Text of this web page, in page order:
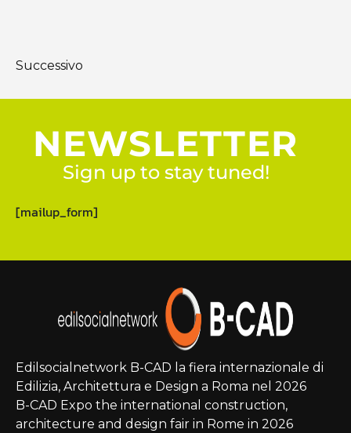
Successivo
NEWSLETTER
Sign up to stay tuned!
[mailup_form]
Edilsocialnetwork B-CAD la fiera internazionale di
Edilizia, Architettura e Design a Roma nel 2026
B-CAD Expo the international construction,
architecture and design fair in Rome in 2026